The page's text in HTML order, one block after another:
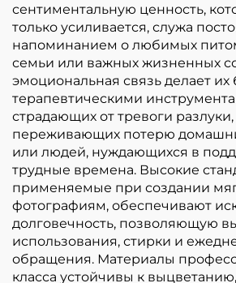
сентиментальную ценность,
только усиливается, служа
напоминанием о любимых
семьи или важных жизненных
эмоциональная связь делает
терапевтическими
страдающих от тревоги
переживающих потерю
или людей, нуждающихся в
трудные времена. Высокие
применяемые при создании
фотографиям, обеспечивают
долговечность, позволяющую
использования, стирки и
обращения. Материалы
класса устойчивы к